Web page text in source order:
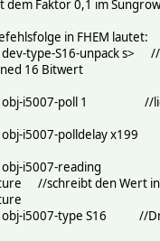
obj-i13007-poll 1
obj-i13007-reading
obj-i13007-type S32
obj-i13009-reading
obj-i13009-type S32
obj-i13016-poll 1
obj-i13016-polldelay
obj-i13016-reading
obj-i13016-expr $val/
room System
userReadings
{sprintf("%.0f",
Faktor 0,1 im
in FHEM lautet:
dev-type-S16-unpack s>
16 Bitwert
obj-i5007-poll 1 //
obj-i5007-polldelay x199
i5007-reading
//schreibt den Wert in
obj-i5007-type S16 //